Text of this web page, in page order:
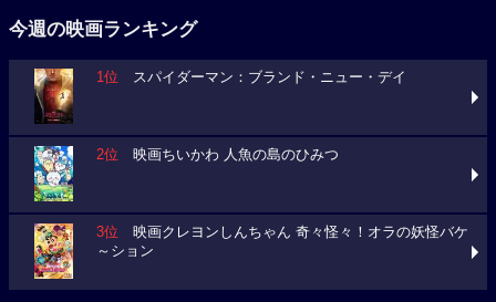
今週の映画ランキング
1位 スパイダーマン：ブランド・ニュー・デイ
2位 映画ちいかわ 人魚の島のひみつ
3位 映画クレヨンしんちゃん 奇々怪々！オラの妖怪バケ
～ション